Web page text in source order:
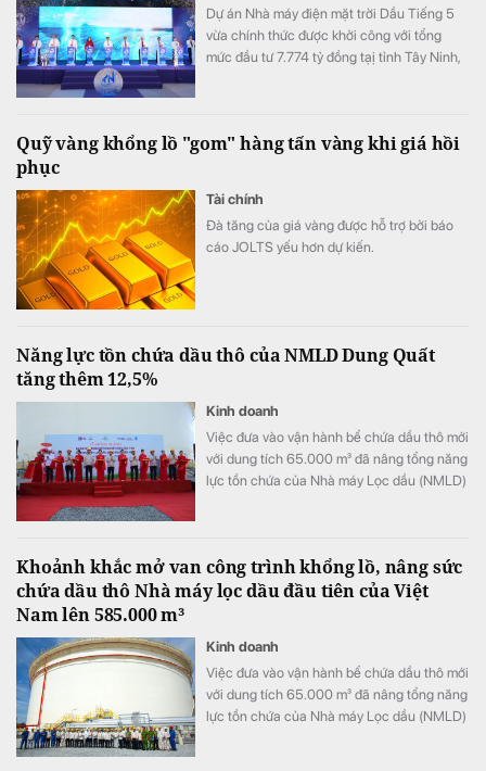
Dự án Nhà máy điện mặt trời Dầu Tiếng 5
vừa chính thức được khởi công với tổng
mức đầu tư 7.774 tỷ đồng tạị tỉnh Tây Ninh,
Quỹ vàng khổng lồ "gom" hàng tấn vàng khi giá hồi
phục
Tài chính
Đà tăng của giá vàng được hỗ trợ bởi báo
cáo JOLTS yếu hơn dự kiến.
Năng lực tồn chứa dầu thô của NMLD Dung Quất
tăng thêm 12,5%
Kinh doanh
Việc đưa vào vận hành bể chứa dầu thô mới
với dung tích 65.000 m³ đã nâng tổng năng
lực tồn chứa của Nhà máy Lọc dầu (NMLD)
chứa dầu thô của NMLD Dung Quất mà
còn nâng cao khả năng chủ động nguồn
quốc gia.
Khoảnh khắc mở van công trình khổng lồ, nâng sức
chứa dầu thô Nhà máy lọc dầu đầu tiên của Việt
Nam lên 585.000 m³
Kinh doanh
Việc đưa vào vận hành bể chứa dầu thô mới
với dung tích 65.000 m³ đã nâng tổng năng
lực tồn chứa của Nhà máy Lọc dầu (NMLD)